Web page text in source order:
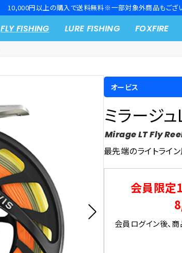
10,000円以上の購入で送料無料※一部対象外商品もござい
FLY FISHING LURE FISHING FOXFIRE
オービス
ミラージ
Mirage LT Fly
最先端のライトライ
会員限定
会員ログイン後、